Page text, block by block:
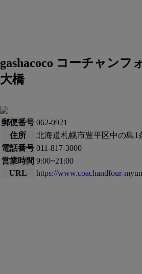
gashacoco コーチャンフ
大橋
郵便番号 062-0921
住所
北海道札幌市豊平区中の島1
電話番号 011-817-3000
営業時間 9:00~21:00
URL
https://www.coachandfour-